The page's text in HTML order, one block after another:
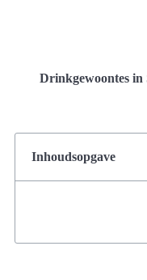
Drinkgewoontes in
Inhoudsopgave